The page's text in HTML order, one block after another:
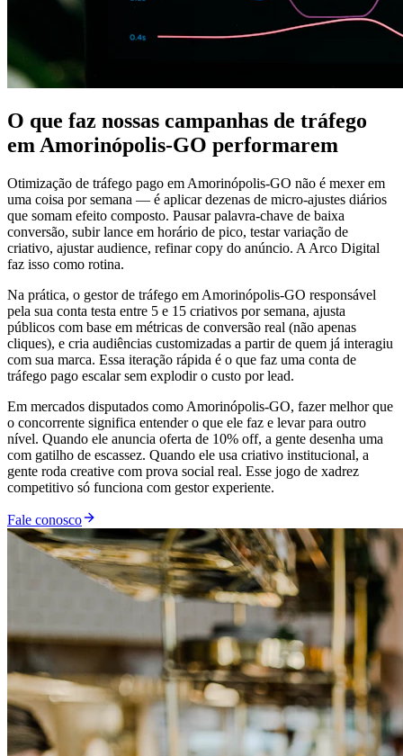
O que faz nossas campanhas de tráfego
em Amorinópolis-GO performarem
Otimização de tráfego pago em Amorinópolis-GO não é mexer em
uma coisa por semana — é aplicar dezenas de micro-ajustes diários
que somam efeito composto. Pausar palavra-chave de baixa
conversão, subir lance em horário de pico, testar variação de
criativo, ajustar audience, refinar copy do anúncio. A Arco Digital
faz isso como rotina.
Na prática, o gestor de tráfego em Amorinópolis-GO responsável
pela sua conta testa entre 5 e 15 criativos por semana, ajusta
públicos com base em métricas de conversão real (não apenas
cliques), e cria audiências customizadas a partir de quem já interagiu
com sua marca. Essa iteração rápida é o que faz uma conta de
tráfego pago escalar sem explodir o custo por lead.
Em mercados disputados como Amorinópolis-GO, fazer melhor que
o concorrente significa entender o que ele faz e levar para outro
nível. Quando ele anuncia oferta de 10% off, a gente desenha uma
com gatilho de escassez. Quando ele usa criativo institucional, a
gente roda creative com prova social real. Esse jogo de xadrez
competitivo só funciona com gestor experiente.
Fale conosco